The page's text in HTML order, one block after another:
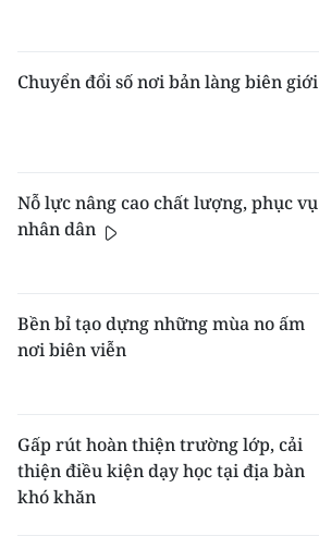
Chuyển đổi số nơi bản làng biên giới
Nỗ lực nâng cao chất lượng, phục vụ
nhân dân
Bền bỉ tạo dựng những mùa no ấm
nơi biên viễn
Gấp rút hoàn thiện trường lớp, cải
thiện điều kiện dạy học tại địa bàn
khó khăn